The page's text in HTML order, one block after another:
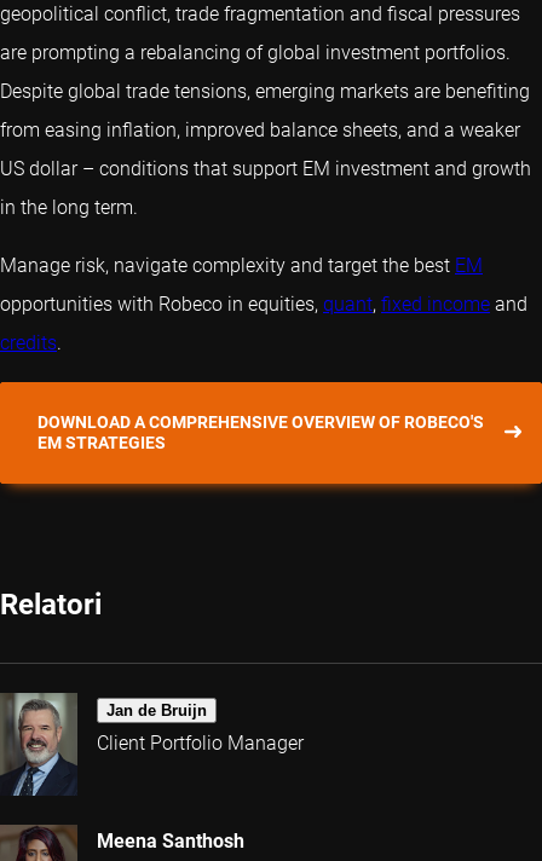
geopolitical conflict, trade fragmentation and fiscal pressures
are prompting a rebalancing of global investment portfolios.
Despite global trade tensions, emerging markets are benefiting
from easing inflation, improved balance sheets, and a weaker
US dollar – conditions that support EM investment and growth
in the long term.
Manage risk, navigate complexity and target the best EM
opportunities with Robeco in equities, quant, fixed income and
credits.
DOWNLOAD A COMPREHENSIVE OVERVIEW OF ROBECO'S
EM STRATEGIES
Relatori
Jan de Bruijn
Client Portfolio Manager
Meena Santhosh